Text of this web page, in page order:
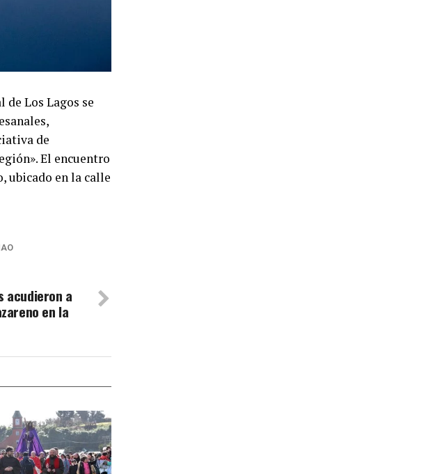
Los Lagos se
de
El encuentro
ubicado en la calle
acudieron a
en la